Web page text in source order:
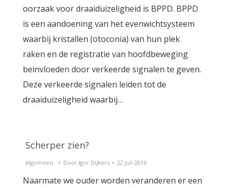
oorzaak voor draaiduizeligheid is BPPD. BPPD
is een aandoening van het evenwichtsysteem
waarbij kristallen (otoconia) van hun plek
raken en de registratie van hoofdbeweging
beinvloeden door verkeerde signalen te geven.
Deze verkeerde signalen leiden tot de
draaiduizeligheid waarbij…
Scherper zien?
Algemeen Door Igor Dijkers 22 juli 2016
Naarmate we ouder worden veranderen er een